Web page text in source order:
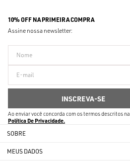
10% OFF NA PRIMEIRA COMPRA
Assine nossa newsletter:
Ao enviar você concorda com os termos descritos na
Política De Privacidade
SOBRE
MEUS DADOS